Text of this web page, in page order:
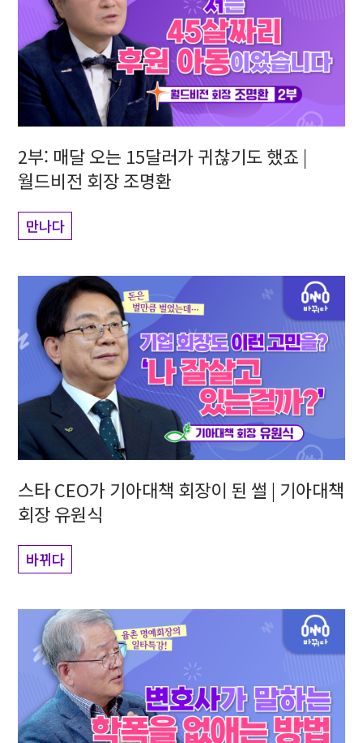
2부: 매달 오는 15달러가 귀찮기도 했죠 |
월드비전 회장 조명환
만나다
스타 CEO가 기아대책 회장이 된 썰 | 기아대책
회장 유원식
바뀌다